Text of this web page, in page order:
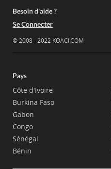
Besoin d'aide ?
Se Connecter
© 2008 - 2022 KOACI.COM
Pays
Côte d'Ivoire
Burkina Faso
Gabon
Congo
Sénégal
Bénin